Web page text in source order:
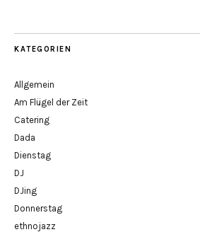
KATEGORIEN
Allgemein
Am Flügel der Zeit
Catering
Dada
Dienstag
DJ
DJing
Donnerstag
ethnojazz